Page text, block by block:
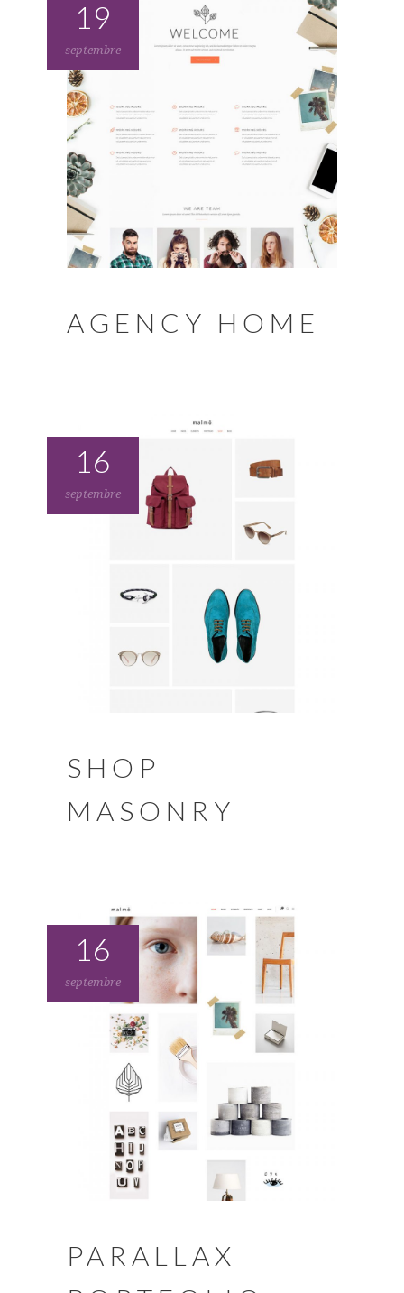
19
septembre
AGENCY HOME
16
septembre
SHOP
MASONRY
16
septembre
PARALLAX